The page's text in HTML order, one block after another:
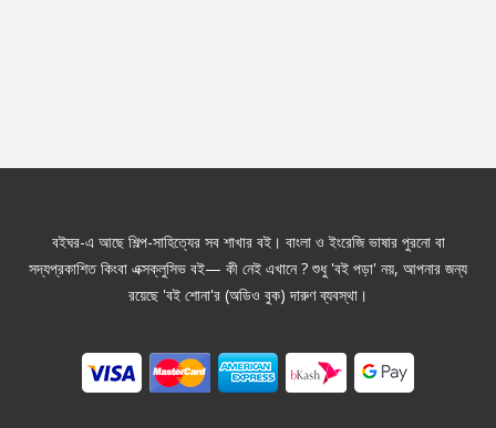
বইঘর-এ আছে শিল্প-সাহিত্যের সব শাখার বই। বাংলা ও ইংরেজি ভাষার পুরনো বা
সদ্যপ্রকাশিত কিংবা এক্সক্লুসিভ বই— কী নেই এখানে ? শুধু 'বই পড়া' নয়, আপনার জন্য
রয়েছে 'বই শোনা'র (অডিও বুক) দারুণ ব্যবস্থা।